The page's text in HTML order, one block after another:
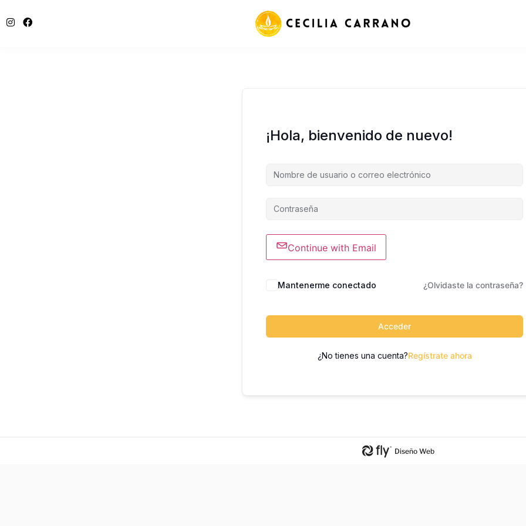
¡Hola, bienvenido de nuevo!
Continue with Email
Mantenerme conectado ¿Olvidaste la contraseña?
Acceder
¿No tienes una cuenta?Regístrate ahora
Diseño Web